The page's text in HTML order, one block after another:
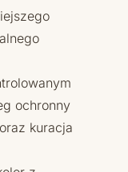
ochronny
kuracja